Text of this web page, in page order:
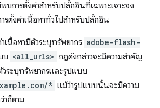
บการตั้งค่าสำหรับปลั๊กอินที่เฉพาะเจาะจง
รตั้งค่าเนื้อหาทั่วไปสำหรับปลั๊กอิน
เนื้อหามีตัวระบุทรัพยากร adobe-flash-
บ <all_urls> กฎดังกล่าวจะมีความสำคัญ
ระบุทรัพยากรและรูปแบบ
* แม้ว่ารูปแบบนั้นจะมีความ
าก็ตาม